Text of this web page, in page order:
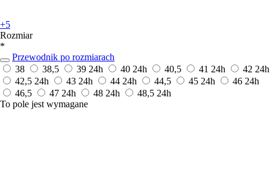
+5
Rozmiar
*
Przewodnik po rozmiarach
38
38,5 39 24h 40 24h 40,5 41 24h 42 24h
42,5 24h 43 24h 44 24h 44,5 45 24h 46 24h
46,5
47 24h 48 24h 48,5 24h
To pole jest wymagane